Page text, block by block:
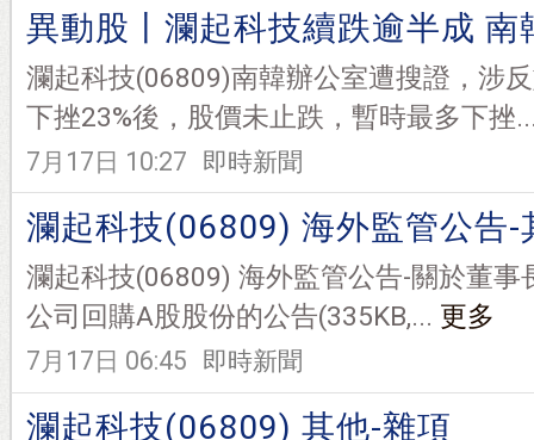
異動股丨瀾起科技續跌逾半成 南
瀾起科技(06809)南韓辦公室遭搜證，涉
下挫23%後，股價未止跌，暫時最多下挫
7月17日 10:27 即時新聞
瀾起科技(06809) 海外監管公告-
瀾起科技(06809) 海外監管公告-關於董事
公司回購A股股份的公告(335KB,... 更多
7月17日 06:45 即時新聞
瀾起科技(06809) 其他-雜項